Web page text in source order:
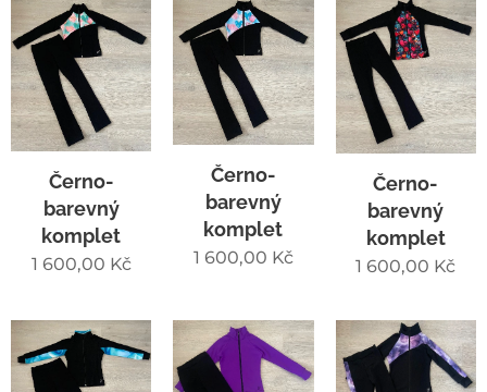
Černo-
barevný
komplet
1 600,00 Kč
Černo-
barevný
komplet
1 600,00 Kč
Černo-
barevný
komplet
1 600,00 Kč